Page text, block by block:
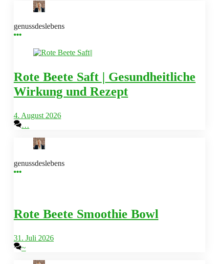
genussdeslebens
Rote Beete Saft | Gesundheitliche
Wirkung und Rezept
4. August 2026
…
genussdeslebens
Rote Beete Smoothie Bowl
31. Juli 2026
~